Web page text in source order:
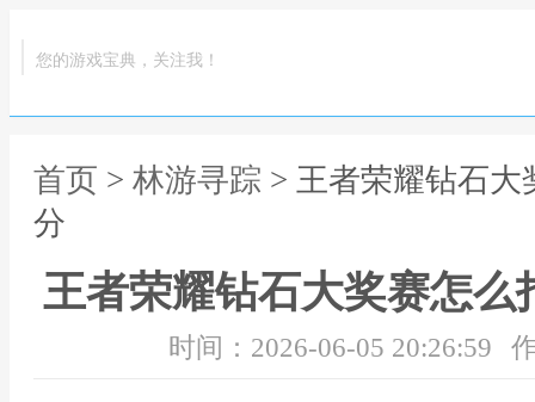
您的游戏宝典，关注我！
首页 > 林游寻踪 > 王者荣耀钻石
分
王者荣耀钻石大奖赛怎么
时间：2026-06-05 20:26:59